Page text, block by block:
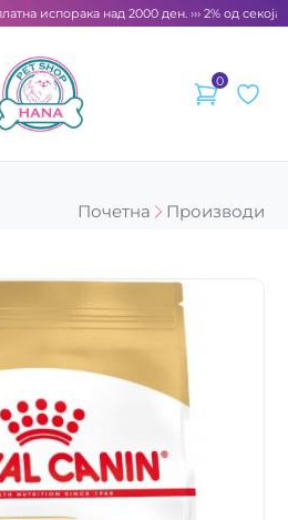
испорака над 2000 ден. ››› 2% од секоја
0
Почетна
Производи